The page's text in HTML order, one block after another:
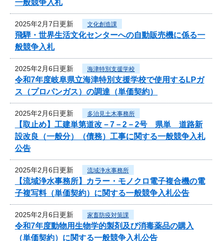
一般競争入札
2025年2月7日更新 文化創造課
飛騨・世界生活文化センターへの自動販売機に係る一
般競争入札
2025年2月6日更新 海津特別支援学校
令和7年度岐阜県立海津特別支援学校で使用するLPガ
ス（プロパンガス）の調達（単価契約）
2025年2月6日更新 多治見土木事務所
【取止め】工建単第道改－7－2－2号 県単 道路新
設改良（一般分）（債務）工事に関する一般競争入札
公告
2025年2月6日更新 流域浄水事務所
【流域浄水事務所】カラー・モノクロ電子複合機の電
子複写料（単価契約）に関する一般競争入札公告
2025年2月6日更新 家畜防疫対策課
令和7年度動物用生物学的製剤及び消毒薬品の購入
（単価契約）に関する一般競争入札公告